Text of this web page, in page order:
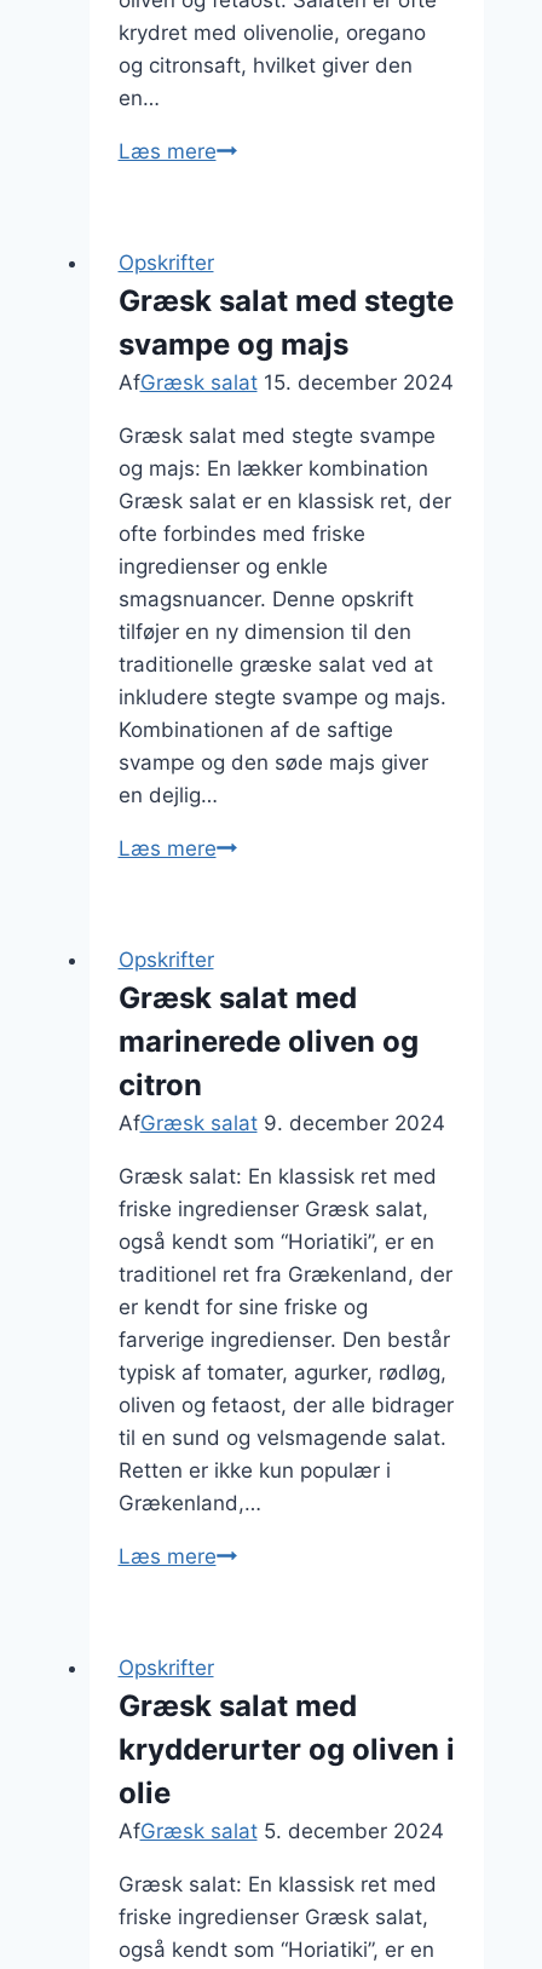
krydret med olivenolie, oregano
og citronsaft, hvilket giver den
en…
Læs mereGræsk
citron
Opskrifter
Græsk salat med stegte
svampe og majs
AfGræsk salat 15. december 2024
Græsk salat med stegte svampe
og majs: En lækker kombination
Græsk salat er en klassisk ret, der
ofte forbindes med friske
ingredienser og enkle
smagsnuancer. Denne opskrift
tilføjer en ny dimension til den
traditionelle græske salat ved at
inkludere stegte svampe og majs.
Kombinationen af de saftige
svampe og den søde majs giver
en dejlig…
Læs mereGræsk
og
majs
Opskrifter
Græsk salat med
marinerede oliven og
citron
AfGræsk salat 9. december 2024
Græsk salat: En klassisk ret med
friske ingredienser Græsk salat,
også kendt som “Horiatiki”, er en
traditionel ret fra Grækenland, der
er kendt for sine friske og
farverige ingredienser. Den består
typisk af tomater, agurker, rødløg,
oliven og fetaost, der alle bidrager
til en sund og velsmagende salat.
Retten er ikke kun populær i
Grækenland,…
Læs mereGræsk
og
citron
Opskrifter
Græsk salat med
krydderurter og oliven i
olie
AfGræsk salat 5. december 2024
Græsk salat: En klassisk ret med
friske ingredienser Græsk salat,
også kendt som “Horiatiki”, er en